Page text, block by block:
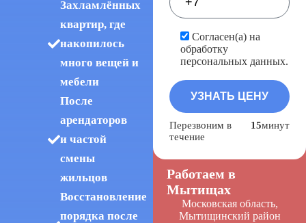
Захламлённых
квартир, где
накопилось
много вещей и
мебели
После
арендаторов
и частой
смены
жильцов
Восстановление
порядка после
Согласен(а) на
обработку
персональных данных.
Перезвоним в
течение
15минут
Работаем в
Мытищах
Московская область,
Мытищинский район